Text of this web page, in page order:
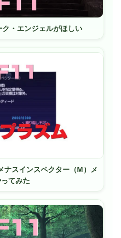
ク・エンジェルがほしい
ナスインスペクター（M）メ
てみた